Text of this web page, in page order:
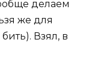
делаем
же для
Взял, в